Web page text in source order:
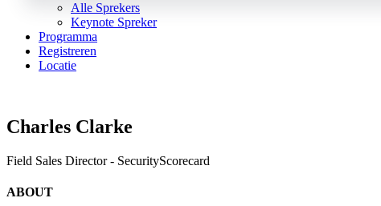
Alle Sprekers
Keynote Spreker
Programma
Registreren
Locatie
Charles Clarke
Field Sales Director - SecurityScorecard
ABOUT